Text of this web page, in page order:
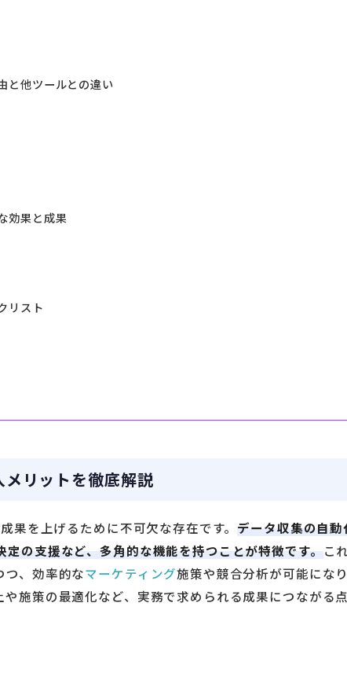
他ツールとの違い
効果と成果
リスト
リットを徹底解説
果を上げるために不可欠な存在です。 データ収集の自動
の支援など、多角的な機能を持つことが特徴です。 こ
つ、効率的なマーケティング施策や競合分析が可能にな
や施策の最適化など、実務で求められる成果につながる